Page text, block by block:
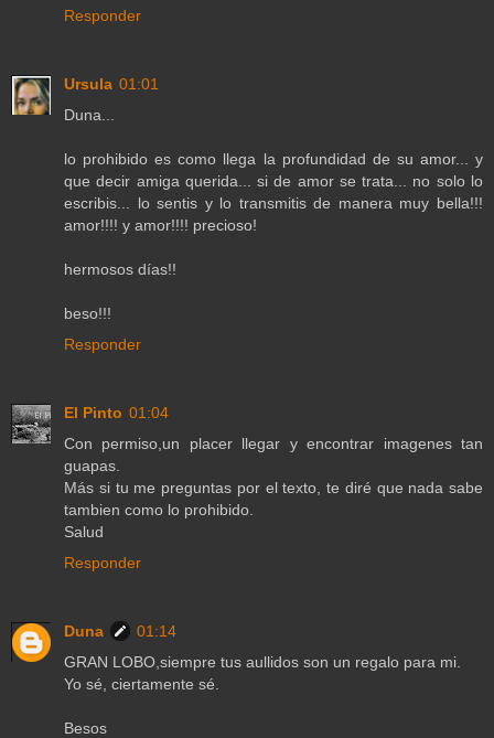
Responder
Ursula 01:01
Duna...
lo prohibido es como llega la profundidad de su amor... y
que decir amiga querida... si de amor se trata... no solo lo
escribis... lo sentis y lo transmitis de manera muy bella!!!
amor!!!! y amor!!!! precioso!
hermosos días!!
beso!!!
Responder
El Pinto 01:04
Con permiso,un placer llegar y encontrar imagenes tan
guapas.
Más si tu me preguntas por el texto, te diré que nada sabe
tambien como lo prohibido.
Salud
Responder
Duna
01:14
GRAN LOBO,siempre tus aullidos son un regalo para mi.
Yo sé, ciertamente sé.
Besos